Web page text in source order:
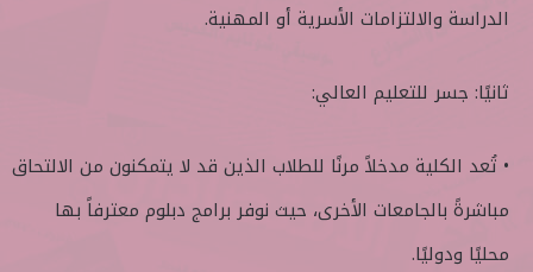
الدراسة والالتزامات الأسرية أو المهنية.
ثانيًا: جسر للتعليم العالي:
• تُعد الكلية مدخلاً مرنًا للطلاب الذين قد لا يتمكنون من الالتحاق
مباشرةً بالجامعات الأخرى، حيث نوفر برامج دبلوم معترفاً بها
محليًا ودوليًا.